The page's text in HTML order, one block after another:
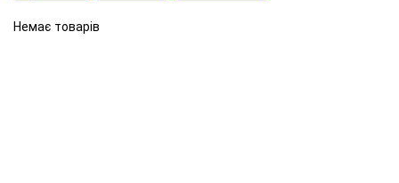
Немає товарів